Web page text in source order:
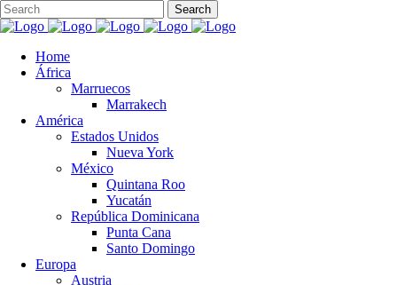
Home
África
Marruecos
Marrakech
América
Estados Unidos
Nueva York
México
Quintana Roo
Yucatán
República Dominicana
Punta Cana
Santo Domingo
Europa
Austria